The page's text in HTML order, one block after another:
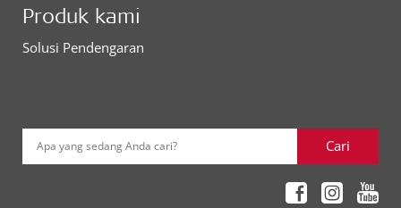
Produk kami
Solusi Pendengaran
Apa yang sedang Anda cari? Cari